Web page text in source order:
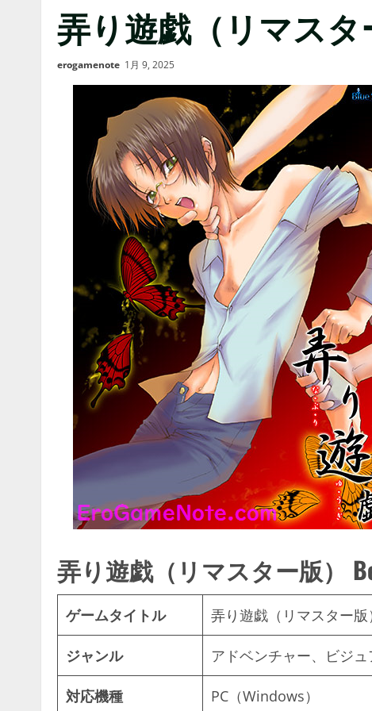
弄り遊戯（リマスタ
erogamenote 1月 9, 2025
弄り遊戯（リマスター版）
ゲームタイトル 弄り遊戯（リマスター
ジャンル アドベンチャー、ビジ
対応機種 PC（Windows）